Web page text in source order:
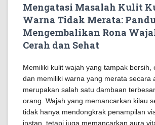
Mengatasi Masalah Kulit
Warna Tidak Merata:
Mengembalikan Rona
Cerah dan Sehat
Memiliki kulit wajah yang tampak bersih,
dan memiliki warna yang merata secara
merupakan salah satu dambaan
orang. Wajah yang memancarkan kilau
tidak hanya mendongkrak penampilan
instan, tetapi juga memancarkan aura